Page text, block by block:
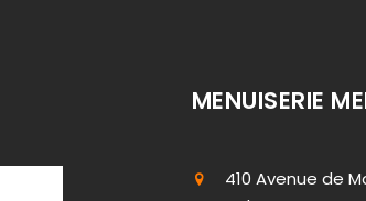
MENUISERIE
410 Avenue de